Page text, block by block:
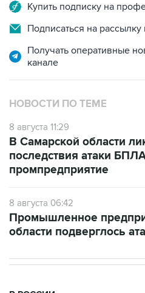
Купить подписку на
Подписаться на рассылку
Получать оперативные
канале
НОВОСТИ ПО ТЕМЕ
8 августа 11:29
В Самарской области
последствия атаки
промпредприятие
8 августа 06:42
Промышленное
области подверглось